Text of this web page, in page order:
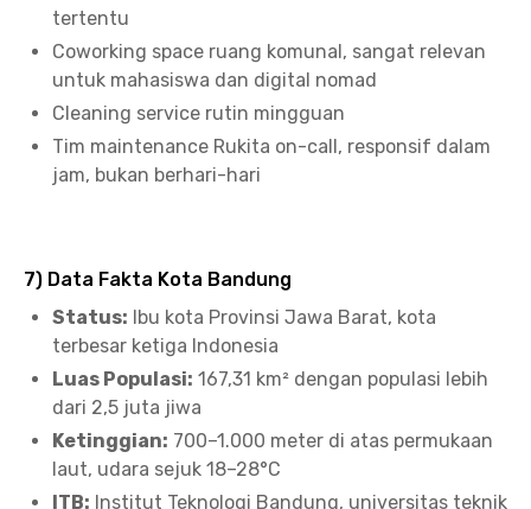
tertentu
Coworking space ruang komunal, sangat relevan
untuk mahasiswa dan digital nomad
Cleaning service rutin mingguan
Tim maintenance Rukita on-call, responsif dalam
jam, bukan berhari-hari
7) Data Fakta Kota Bandung
Status: Ibu kota Provinsi Jawa Barat, kota
terbesar ketiga Indonesia
Luas Populasi: 167,31 km² dengan populasi lebih
dari 2,5 juta jiwa
Ketinggian: 700–1.000 meter di atas permukaan
laut, udara sejuk 18–28°C
ITB: Institut Teknologi Bandung, universitas teknik